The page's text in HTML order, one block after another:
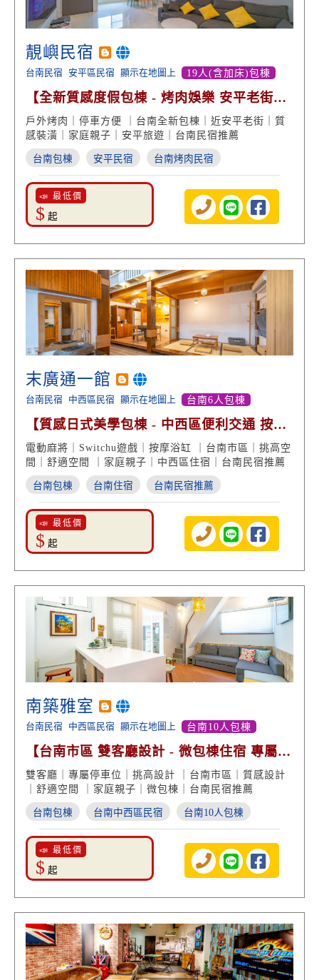
靚嶼民宿
台南民宿 安平區民宿 顯示在地圖上 19人(含加床)包棟
【全新質感度假包棟 - 烤肉娛樂 安平老街美
食】
戶外烤肉｜停車方便 ｜台南全新包棟｜近安平老街｜質
感裝潢｜家庭親子｜安平旅遊｜台南民宿推薦
台南包棟 安平民宿 台南烤肉民宿
📣 最低價
$ 起
末廣通一館
台南民宿 中西區民宿 顯示在地圖上 台南6人包棟
【質感日式美學包棟 - 中西區便利交通 按摩
浴缸 渡假享受】
電動麻將｜Switchu遊戲｜按摩浴缸 ｜台南市區｜挑高空
間｜舒適空間 ｜家庭親子｜中西區住宿｜台南民宿推薦
台南包棟 台南住宿 台南民宿推薦
📣 最低價
$ 起
南築雅室
台南民宿 中西區民宿 顯示在地圖上 台南10人包棟
【台南市區 雙客廳設計 - 微包棟住宿 專屬車
位】
雙客廳｜專屬停車位｜挑高設計 ｜台南市區｜質感設計
｜舒適空間 ｜家庭親子｜微包棟｜台南民宿推薦
台南包棟 台南中西區民宿 台南10人包棟
📣 最低價
$ 起